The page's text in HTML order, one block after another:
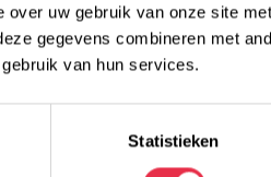
uw gebruik van onze site
gegevens combineren met
van hun services.
Statistieken